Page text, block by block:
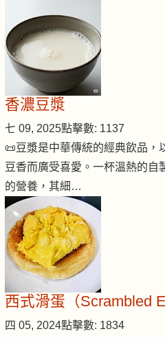
香濃豆漿
七 09, 2025點擊數: 1137
📜豆漿是中華傳統的經典飲品，
豆香而廣受喜愛。一杯溫熱的自
的營養，其細…
西式滑蛋（Scrambled
四 05, 2024點擊數: 1834